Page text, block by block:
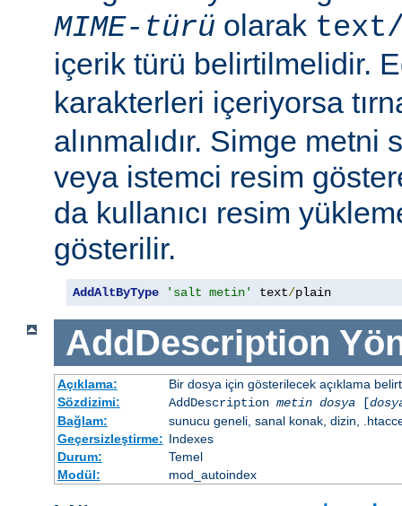
MIME-türü olarak
içerik türü belirtilmelidir.
karakterleri içeriyorsa
alınmalıdır. Simge metni
veya istemci resim
da kullanıcı resim
gösterilir.
AddAltByType 'salt metin' text/plain
AddDescription
Açıklama:
Bir dosya için gösterilecek açıklama
Sözdizimi:
AddDescription metin dosya[
Bağlam:
sunucu geneli, sanal konak, dizin,
Geçersizleştirme: Indexes
Durum:
Temel
Modül:
mod_autoindex